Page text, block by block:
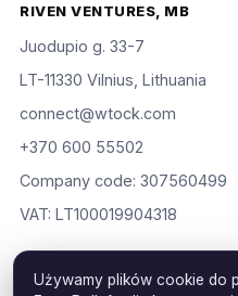
RIVEN VENTURES, MB
Juodupio g. 33-7
LT-11330 Vilnius, Lithuania
connect@wtock.com
+370 600 55502
Company code: 307560499
VAT: LT100019904318
Używamy plików cookie do